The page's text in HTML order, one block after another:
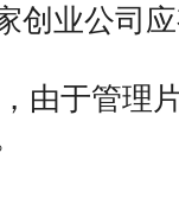
创业公司
由于管理